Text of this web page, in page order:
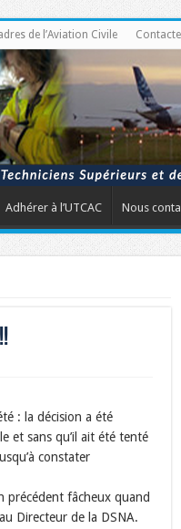
de l’Aviation Civile
Adhérer à l’UTCAC Nous
: la décision a été
et sans qu’il ait été tenté
constater
précédent fâcheux quand
Directeur de la DSNA.